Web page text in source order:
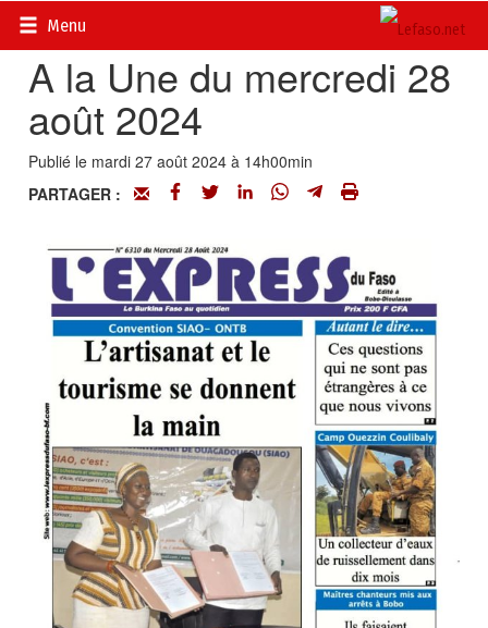
Menu
Accueil>
A la Une du mercredi 28
août 2024
Publié le mardi 27 août 2024 à 14h00min
PARTAGER :